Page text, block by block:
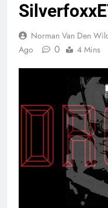
Norman Van Den
Ago
0 4 Mins